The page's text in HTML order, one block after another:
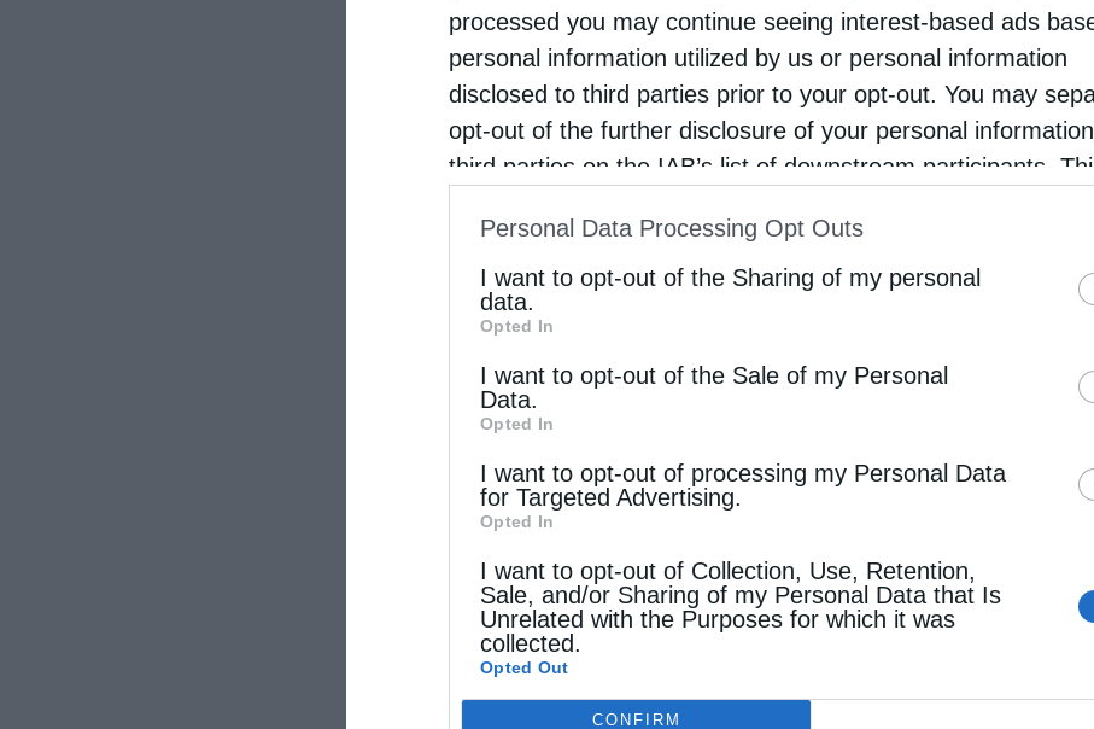
processed you may continue seeing interest-based ads
personal information utilized by us or personal information
disclosed to third parties prior to your opt-out. You may
opt-out of the further disclosure of your personal
third parties on the IAB’s list of downstream participants.
IAB’s List of Downstream Participantsthat may further
other third parties.
Personal Data Processing Opt Outs
I want to opt-out of the Sharing of my personal
data.
Opted In
I want to opt-out of the Sale of my Personal
Data.
Opted In
I want to opt-out of processing my Personal Data
for Targeted Advertising.
Opted In
I want to opt-out of Collection, Use, Retention,
Sale, and/or Sharing of my Personal Data that Is
Unrelated with the Purposes for which it was
collected.
Opted Out
CONFIRM